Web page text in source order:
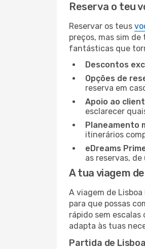
Reserva o teu
Reservar os teus
preços, mas sim
fantásticas que
Descontos
Opções de
reserva em
Apoio ao
esclarecer
Planeamento
itinerários
eDreams
as reservas,
A tua viagem
A viagem de
para que possas
rápido sem
adapta às tuas
Partida de